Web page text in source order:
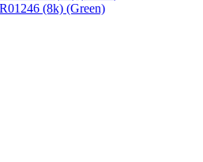
(8k) (Green)